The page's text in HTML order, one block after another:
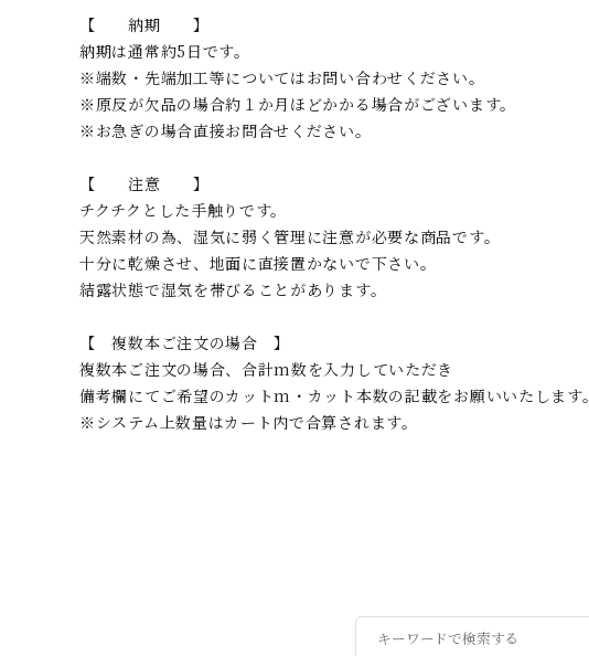
【 納期 】
納期は通常約5日です。
※端数・先端加工等についてはお問い合わせください。
※原反が欠品の場合約１か月ほどかかる場合がございます。
※お急ぎの場合直接お問合せください。
【 注意 】
チクチクとした手触りです。
天然素材の為、湿気に弱く管理に注意が必要な商品です。
十分に乾燥させ、地面に直接置かないで下さい。
結露状態で湿気を帯びることがあります。
【 複数本ご注文の場合 】
複数本ご注文の場合、合計m数を入力していただき
備考欄にてご希望のカットm・カット本数の記載をお願いいたします。
※システム上数量はカート内で合算されます。